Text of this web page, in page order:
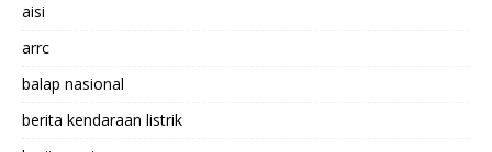
aisi
arrc
balap nasional
berita kendaraan listrik